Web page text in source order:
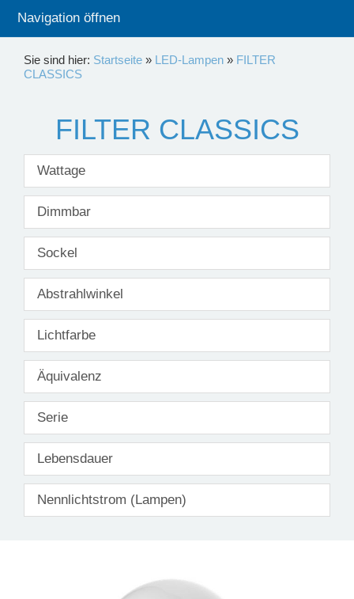
Navigation öffnen
Sie sind hier: Startseite » LED-Lampen » FILTER
CLASSICS
FILTER CLASSICS
Wattage
Dimmbar
Sockel
Abstrahlwinkel
Lichtfarbe
Äquivalenz
Serie
Lebensdauer
Nennlichtstrom (Lampen)